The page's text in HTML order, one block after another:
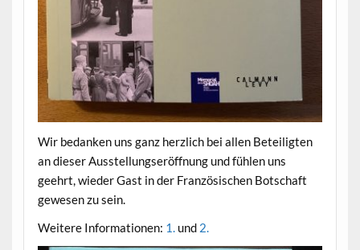
Wir bedanken uns ganz herzlich bei allen Beteiligten
an dieser Ausstellungseröffnung und fühlen uns
geehrt, wieder Gast in der Französischen Botschaft
gewesen zu sein.
Weitere Informationen: 1.und 2.